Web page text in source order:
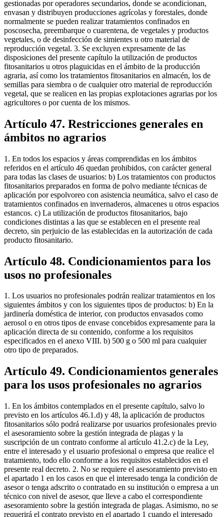
gestionadas por operadores secundarios, donde se acondicionan,
envasan y distribuyen producciones agrícolas y forestales, donde
normalmente se pueden realizar tratamientos confinados en
poscosecha, preembarque o cuarentena, de vegetales y productos
vegetales, o de desinfección de simientes u otro material de
reproducción vegetal. 3. Se excluyen expresamente de las
disposiciones del presente capítulo la utilización de productos
fitosanitarios u otros plaguicidas en el ámbito de la producción
agraria, así como los tratamientos fitosanitarios en almacén, los de
semillas para siembra o de cualquier otro material de reproducción
vegetal, que se realicen en las propias explotaciones agrarias por los
agricultores o por cuenta de los mismos.
Artículo 47. Restricciones generales en
ámbitos no agrarios
1. En todos los espacios y áreas comprendidas en los ámbitos
referidos en el artículo 46 quedan prohibidos, con carácter general
para todas las clases de usuarios: b) Los tratamientos con productos
fitosanitarios preparados en forma de polvo mediante técnicas de
aplicación por espolvoreo con asistencia neumática, salvo el caso de
tratamientos confinados en invernaderos, almacenes u otros espacios
estancos. c) La utilización de productos fitosanitarios, bajo
condiciones distintas a las que se establecen en el presente real
decreto, sin perjuicio de las establecidas en la autorización de cada
producto fitosanitario.
Artículo 48. Condicionamientos para los
usos no profesionales
1. Los usuarios no profesionales podrán realizar tratamientos en los
siguientes ámbitos y con los siguientes tipos de productos: b) En la
jardinería doméstica de interior, con productos envasados como
aerosol o en otros tipos de envase concebidos expresamente para la
aplicación directa de su contenido, conforme a los requisitos
especificados en el anexo VIII. b) 500 g o 500 ml para cualquier
otro tipo de preparados.
Artículo 49. Condicionamientos generales
para los usos profesionales no agrarios
1. En los ámbitos contemplados en el presente capítulo, salvo lo
previsto en los artículos 46.1.d) y 48, la aplicación de productos
fitosanitarios sólo podrá realizarse por usuarios profesionales previo
el asesoramiento sobre la gestión integrada de plagas y la
suscripción de un contrato conforme al artículo 41.2.c) de la Ley,
entre el interesado y el usuario profesional o empresa que realice el
tratamiento, todo ello conforme a los requisitos establecidos en el
presente real decreto. 2. No se requiere el asesoramiento previsto en
el apartado 1 en los casos en que el interesado tenga la condición de
asesor o tenga adscrito o contratado en su institución o empresa a un
técnico con nivel de asesor, que lleve a cabo el correspondiente
asesoramiento sobre la gestión integrada de plagas. Asimismo, no se
requerirá el contrato previsto en el apartado 1 cuando el interesado